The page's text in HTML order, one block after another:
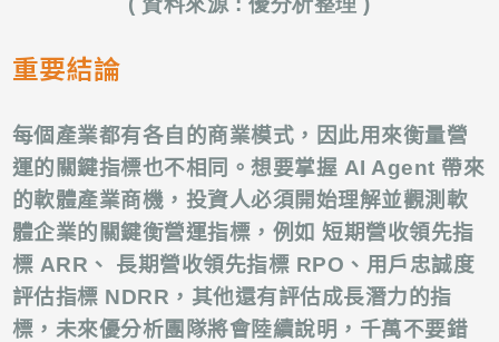
重要結論
每個產業都有各自的商業模式，因此用來衡量營
運的關鍵指標也不相同。想要掌握 AI Agent 帶來
的軟體產業商機，投資人必須開始理解並觀測軟
體企業的關鍵衡營運指標，例如 短期營收領先指
標 ARR、 長期營收領先指標 RPO、用戶忠誠度
評估指標 NDRR，其他還有評估成長潛力的指
標，未來優分析團隊將會陸續說明，千萬不要錯